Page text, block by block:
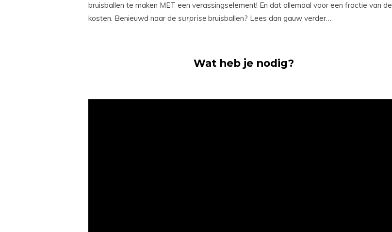
bruisballen te maken MET een verassingselement! En dat allemaal voor een fractie van de
kosten. Benieuwd naar de surprise bruisballen? Lees dan gauw verder…
Wat heb je nodig?